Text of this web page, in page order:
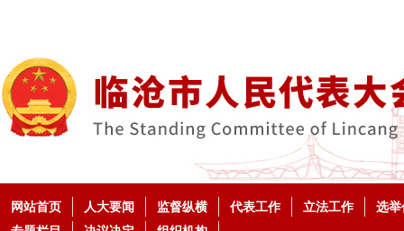
网站首页 人大要闻 监督纵横 代表工作 立法工作
选举